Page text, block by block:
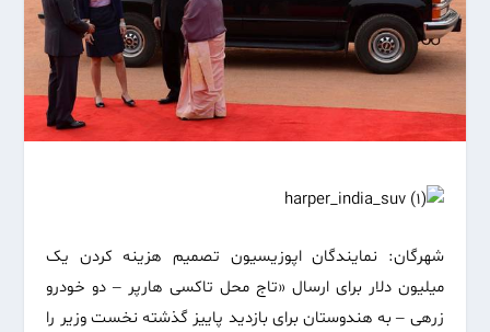
شهرگان: نمایندگان اپوزیسیون تصمیم هزینه کردن یک
میلیون دلار برای ارسال «تاج محل تاکسی‌ هارپر – دو خودرو
زرهی – به هندوستان برای بازدید پاییز گذشته نخست وزیر را